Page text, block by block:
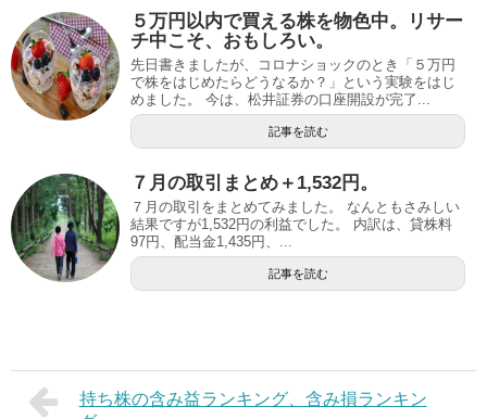
５万円以内で買える株を物色中。リサー
チ中こそ、おもしろい。
先日書きましたが、コロナショックのとき「５万円
で株をはじめたらどうなるか？」という実験をはじ
めました。 今は、松井証券の口座開設が完了...
記事を読む
７月の取引まとめ＋1,532円。
７月の取引をまとめてみました。 なんともさみしい
結果ですが1,532円の利益でした。 内訳は、貸株料
97円、配当金1,435円、...
記事を読む
持ち株の含み益ランキング、含み損ランキン